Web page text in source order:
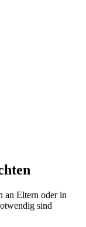
an Eltern oder in
sind